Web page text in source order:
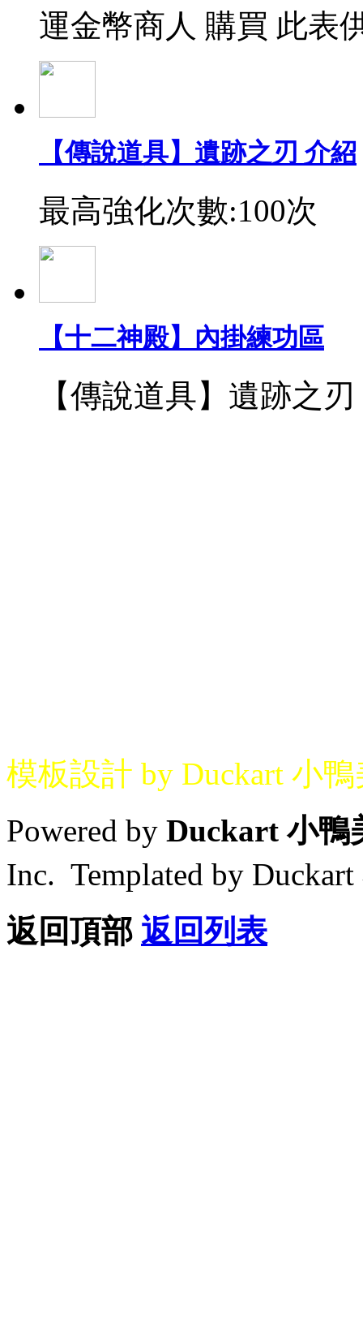
運金幣商人 購買 此表
【傳說道具】遺跡之刃 介紹
最高強化次數:100次
【十二神殿】內掛練功區
【傳說道具】遺跡之
模板設計 by Duckart 小
Powered by Duckart 小鴨
Inc. Templated by
返回頂部 返回列表